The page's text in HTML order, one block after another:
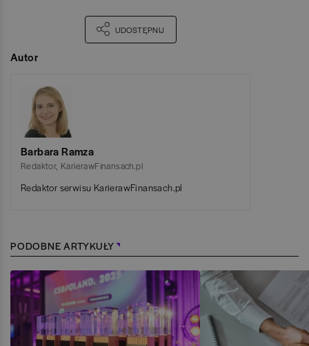
UDOSTĘPNIJ
Autor
Barbara Ramza
Redaktor, KarierawFinansach.pl
Redaktor serwisu KarierawFinansach.pl
PODOBNE ARTYKUŁY